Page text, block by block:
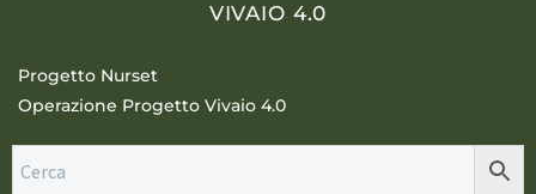
VIVAIO 4.0
Progetto Nurset
Operazione Progetto Vivaio 4.0